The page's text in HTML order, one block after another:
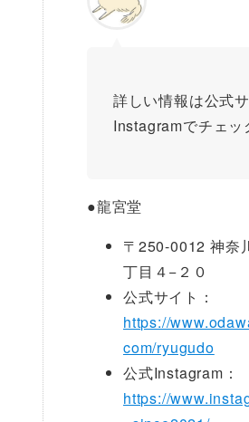
詳しい情報は公式
Instagramでチェッ
●龍宮堂
〒250-0012 神奈
丁目４−２０
公式サイト：
https://
com/ryugudo
公式Instagram：
https://